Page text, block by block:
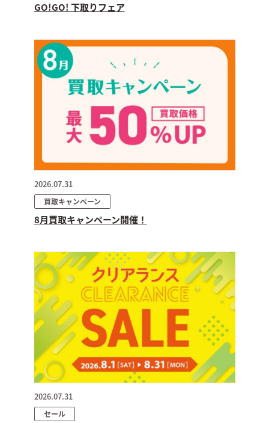
GO!GO! 下取りフェア
2026.07.31
買取キャンペーン
8月買取キャンペーン開催！
2026.07.31
セール